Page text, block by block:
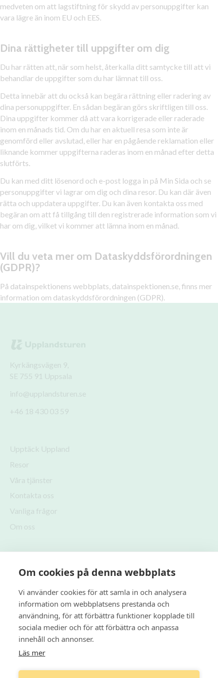
Om cookies på denna webbplats
Vi använder cookies för att samla in och analysera
information om webbplatsens prestanda och
användning, för att förbättra funktioner kopplade till
sociala medier och för att förbättra och anpassa
innehåll och annonser.
Läs mer
medveten om att lagstiftning för skydd av personuppgifter kan
vara lägre än inom EU och EES.
Dina rättigheter till uppgifter om dig
Du har rätten att, när som helst, återkalla ditt samtycke till att vi
behandlar de uppgifter som du har lämnat till oss.
Detta innebär att du också kan begära rättning eller radering av
dina personuppgifter. En sådan begäran görs skriftligen till oss.
Dina uppgifter kommer då att vara korrigerade eller raderade
inom en månads tid. Om du har en aktuell resa som inte är
genomförd eller avslutad, eller har en pågående reklamation eller
liknande kommer uppgifterna raderas inom en månad efter detta
slutförts.
Du kan med ditt lösenord och e-post logga in på Min Sida och se
personuppgifter vi lagrar om dig och dina resor. Du kan där även
rätta och uppdatera uppgifter. Du kan även kontakta oss med
begäran om att få tillgång till den registrerade information som vi
har om dig, vilket vi kommer att lämna inom en månad.
Vill du veta mer om Dataskyddsförordningen
(GDPR)?
På datainspektionens webbplats, datainspektionen.se, finns mer
information om dataskyddsförordningen (GDPR).
Kyrkängsvägen 9,
SE 755 91 Uppsala
info@upplandsturen.se
+46 18 430 03 59
Upptäck Uppland
Resor
Våra tjänster
Kontakta oss
Vanliga frågor
Om oss
Bokningsförfrågan